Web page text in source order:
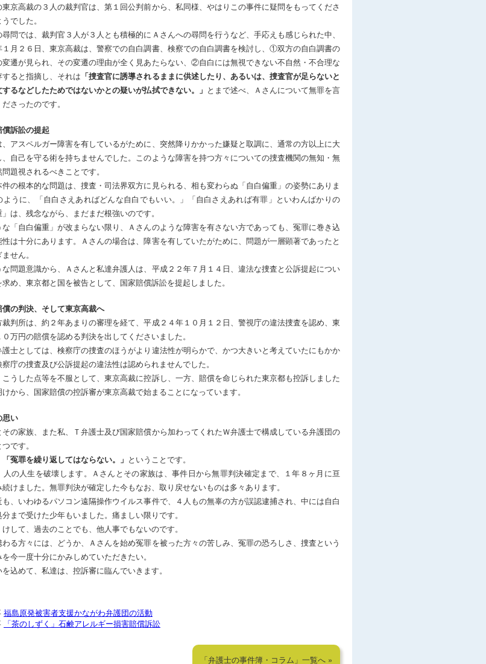
京高裁の３人の裁判官は、第１回公判前から、私同様、やはりこの事件に疑問をもってくださ
でした。
問では、裁判官３人が３人とも積極的にＡさんへの尋問を行うなど、手応えも感じられた中、
１月２６日、東京高裁は、警察での自白調書、検察での自白調書を検討し、①双方の自白調書の
変遷が見られ、その変遷の理由が全く見あたらない、②自白には無視できない不自然・不合理な
ると指摘し、それは 「捜査官に誘導されるままに供述したり、あるいは、捜査官が足らないと
るなどしたためではないかとの疑いが払拭できない。」 とまで述べ、Ａさんについて無罪を言
さったのです。
訴訟の提起
アスペルガー障害を有しているがために、突然降りかかった嫌疑と取調に、通常の方以上に大
、自己を守る術を持ちませんでした。このような障害を持つ方々についての捜査機関の無知・無
題視されるべきことです。
の根本的な問題は、捜査・司法界双方に見られる、相も変わらぬ「自白偏重」の姿勢にありま
ように、「自白さえあればどんな自白でもいい。」「自白さえあれば有罪」といわんばかりの
」は、残念ながら、まだまだ根強いのです。
「自白偏重」が改まらない限り、Ａさんのような障害を有さない方であっても、冤罪に巻き込
性は十分にあります。Ａさんの場合は、障害を有していたがために、問題が一層顕著であったと
せん。
問題意識から、Ａさんと私達弁護人は、平成２２年７月１４日、違法な捜査と公訴提起につい
め、東京都と国を被告として、国家賠償訴訟を提起しました。
の判決、そして東京高裁へ
判所は、約２年あまりの審理を経て、平成２４年１０月１２日、警視庁の違法捜査を認め、東
万円の賠償を認める判決を出してくださいました。
士としては、検察庁の捜査のほうがより違法性が明らかで、かつ大きいと考えていたにもかか
庁の捜査及び公訴提起の違法性は認められませんでした。
うした点等を不服として、東京高裁に控訴し、一方、賠償を命じられた東京都も控訴しました
から、国家賠償の控訴審が東京高裁で始まることになっています。
い
の家族、また私、Ｔ弁護士及び国家賠償から加わってくれたＷ弁護士で構成している弁護団の
です。
「冤罪を繰り返してはならない。」 ということです。
の人生を破壊します。Ａさんとその家族は、事件日から無罪判決確定まで、１年８ヶ月に亘
続けました。無罪判決が確定した今もなお、取り戻せないものは多々あります。
、いわゆるパソコン遠隔操作ウイルス事件で、４人もの無辜の方が誤認逮捕され、中には自白
まで受けた少年もいました。痛ましい限りです。
して、過去のことでも、他人事でもないのです。
る方々には、どうか、Ａさんを始め冤罪を被った方々の苦しみ、冤罪の恐ろしさ、捜査という
今一度十分にかみしめていただきたい。
込めて、私達は、控訴審に臨んでいきます。
福島原発被害者支援かながわ弁護団の活動
「茶のしずく」石鹸アレルギー損害賠償訴訟
「弁護士の事件簿・コラム」一覧へ »